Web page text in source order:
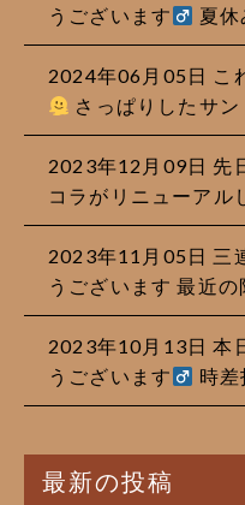
うございます‍
夏
2024年06月05日 こ
さっぱりしたサ
2023年12月09日 先
コラがリニューアル
2023年11月05日 三
うございます 最近
2023年10月13日 本
うございます‍
時
最新の投稿